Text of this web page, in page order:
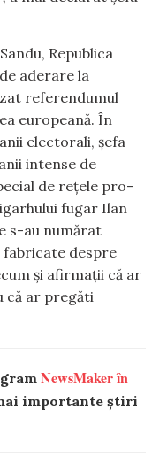
Republica
aderare la
referendumul
europeană. În
electorali, șefa
intense de
de rețele pro-
fugar Ilan
s-au numărat
despre
și afirmații că ar
că ar pregăti
NewsMaker în
importante știri